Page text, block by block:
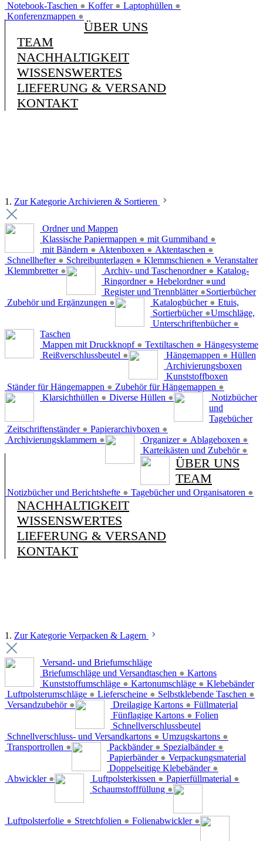
Notebook-Taschen ● Koffer ● Laptophüllen ●
Konferenzmappen ●
ÜBER UNS
TEAM
NACHHALTIGKEIT
WISSENSWERTES
LIEFERUNG & VERSAND
KONTAKT
1. Zur Kategorie Archivieren & Sortieren
Ordner und Mappen
Klassische Papiermappen ● mit Gummiband ●
mit Bändern ● Aktenboxen ● Aktentaschen ●
Schnellhefter ● Schreibunterlagen ● Klemmschienen ●
Klemmbretter ●
Veranstalter
Archiv- und Taschenordner ●
Ringordner ● Hebelordner ●
Register und Trennblätter ●
Zubehör und Ergänzungen ●
Katalog-
und
Sortierbücher
Katalogbücher ●
Sortierbücher ●
Unterschriftenbücher ●
Etuis,
Umschläge,
Taschen
Mappen mit Druckknopf ● Textiltaschen ●
Reißverschlussbeutel ●
Hängesysteme
Hängemappen ●
Ständer für Hängemappen ● Zubehör für Hängemappen ●
Hüllen
Klarsichthüllen ● Diverse Hüllen ●
Archivierungsboxen
Zeitschriftenständer ● Papierarchivboxen ●
Archivierungsklammern ●
Kunststoffboxen
Organizer ● Ablageboxen ●
Karteikästen und Zubehör ●
Notizbücher
und
Tagebücher
Notizbücher und Berichtshefte ● Tagebücher und Organisatoren ●
ÜBER UNS
TEAM
NACHHALTIGKEIT
WISSENSWERTES
LIEFERUNG & VERSAND
KONTAKT
1. Zur Kategorie Verpacken & Lagern
Versand- und Briefumschläge
Briefumschläge und Versandtaschen ●
Kunststoffumschläge ● Kartonumschläge ●
Luftpolsterumschläge ● Lieferscheine ● Selbstklebende Taschen ●
Versandzubehör ●
Kartons
Dreilagige Kartons ●
Fünflagige Kartons ●
Schnellverschluss- und Versandkartons ● Umzugskartons ●
Transportrollen ●
Klebebänder
Packbänder ● Spezialbänder ●
Papierbänder ●
Doppelseitige Klebebänder ●
Abwickler ●
Füllmaterial
Luftpolsterkissen ● Papierfüllmaterial ●
Schaumstofffüllung ●
Folien
Luftpolsterfolie ● Stretchfolien ● Folienabwickler ●
Schnellverschlussbeutel
Verpackungsmaterial